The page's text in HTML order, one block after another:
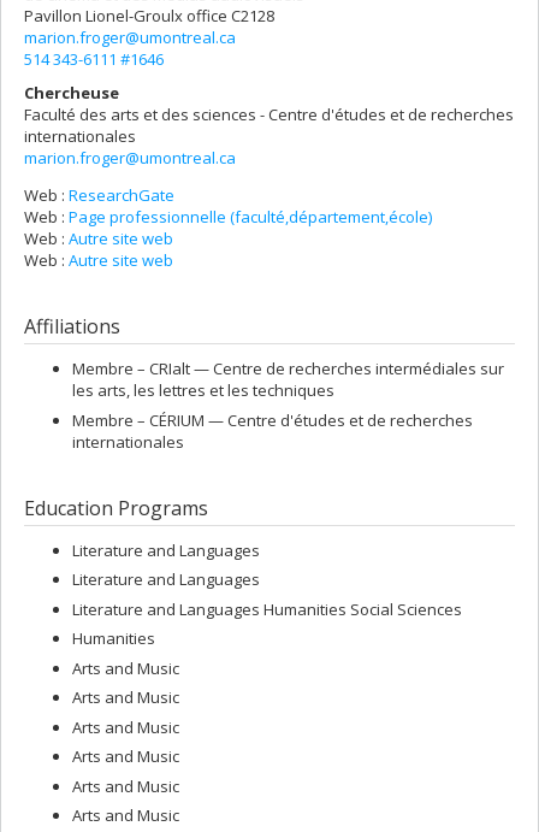
Pavillon Lionel-Groulx office C2128
marion.froger@umontreal.ca
514 343-6111 #1646
Chercheuse
Faculté des arts et des sciences - Centre d'études et de recherches
internationales
marion.froger@umontreal.ca
Web : ResearchGate
Web : Page professionnelle (faculté,département,école)
Web : Autre site web
Web : Autre site web
Affiliations
Membre – CRIalt — Centre de recherches intermédiales sur
les arts, les lettres et les techniques
Membre – CÉRIUM — Centre d'études et de recherches
internationales
Education Programs
Literature and Languages
Literature and Languages
Literature and Languages Humanities Social Sciences
Humanities
Arts and Music
Arts and Music
Arts and Music
Arts and Music
Arts and Music
Arts and Music